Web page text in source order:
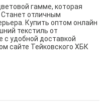
гамме, которая
отличным
Купить оптом онлайн
текстиль от
с удобной доставкой
сайте Тейковского ХБК